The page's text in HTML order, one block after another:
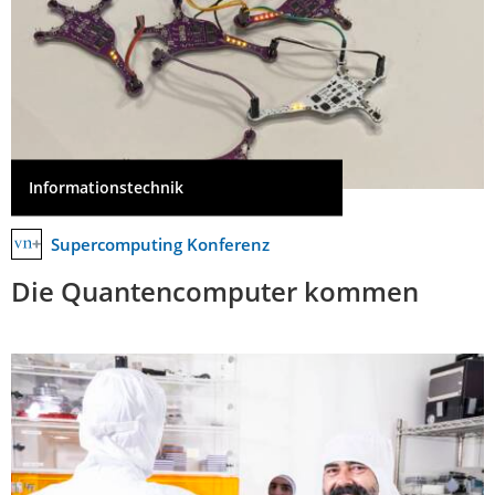
Informationstechnik
Supercomputing Konferenz
Die Quantencomputer kommen